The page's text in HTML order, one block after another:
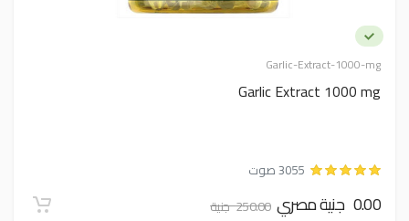
Garlic-Extract-1000-mg
Garlic Extract 1000 mg
3055 صوت
0.00 جنية مصري 250.00 جنية